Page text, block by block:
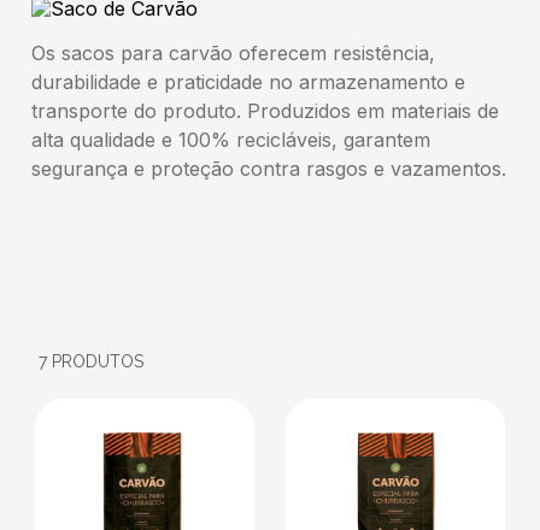
Os sacos para carvão oferecem resistência,
durabilidade e praticidade no armazenamento e
transporte do produto. Produzidos em materiais de
alta qualidade e 100% recicláveis, garantem
segurança e proteção contra rasgos e vazamentos.
7 PRODUTOS